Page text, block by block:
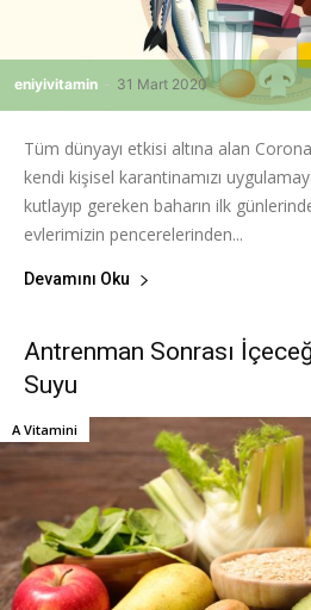
eniyivitamin - 31 Mart 2020
Tüm dünyayı etkisi altına alan
kendi kişisel karantinamızı
kutlayıp gereken baharın ilk
evlerimizin pencerelerinden...
Devamını Oku
Antrenman Sonrası
Suyu
A Vitamini